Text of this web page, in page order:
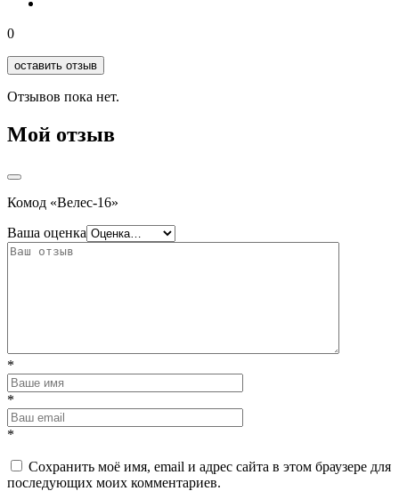
0
оставить отзыв
Отзывов пока нет.
Мой отзыв
Комод «Велес-16»
Ваша оценка
*
*
*
Сохранить моё имя, email и адрес сайта в этом браузере для
последующих моих комментариев.